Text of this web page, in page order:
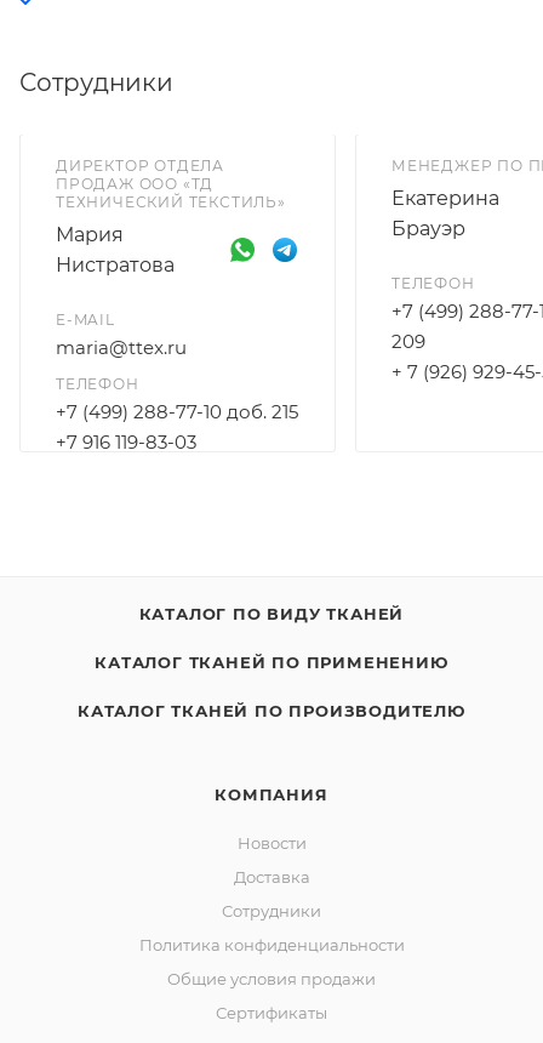
Сотрудники
ДИРЕКТОР ОТДЕЛА
ПРОДАЖ ООО «ТД
ТЕХНИЧЕСКИЙ ТЕКСТИЛЬ»
Мария
Нистратова
E-MAIL
maria@ttex.ru
ТЕЛЕФОН
+7 (499) 288-77-10 доб. 215
+7 916 119-83-03
МЕНЕДЖЕР ПО
Екатерина
Брауэр
ТЕЛЕФОН
+7 (499) 288-77-
209
+ 7 (926) 929-
КАТАЛОГ ПО ВИДУ ТКАНЕЙ
КАТАЛОГ ТКАНЕЙ ПО ПРИМЕНЕНИЮ
КАТАЛОГ ТКАНЕЙ ПО ПРОИЗВОДИТЕЛЮ
КОМПАНИЯ
Новости
Доставка
Сотрудники
Политика конфиденциальности
Общие условия продажи
Сертификаты